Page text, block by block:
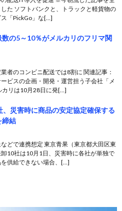
た ソフトバンクと、トラックと軽貨物の
「PickGo」な[…]
数の5～10％がメルカリのフリマ関
者のコンビニ配送では8割に 関連記事：
ビスの企画・開発・運営担う子会社「メ
カリは10月28日に発[…]
、災害時に商品の安定協定確保する
締結
どで連携想定 東京青果（東京都大田区東
10社は10月1日、災害時に各社が単独で
供給できない場合、[…]